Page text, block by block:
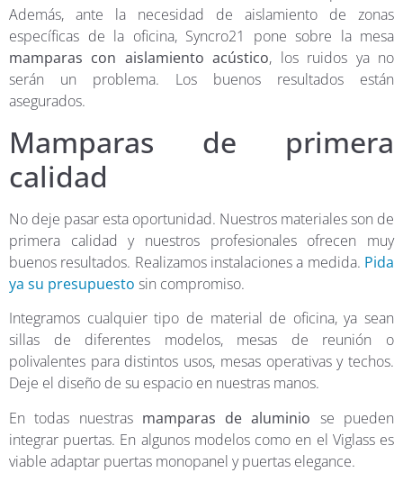
Además, ante la necesidad de aislamiento de zonas
específicas de la oficina, Syncro21 pone sobre la mesa
mamparas con aislamiento acústico, los ruidos ya no
serán un problema. Los buenos resultados están
asegurados.
Mamparas de primera
calidad
No deje pasar esta oportunidad. Nuestros materiales son de
primera calidad y nuestros profesionales ofrecen muy
buenos resultados. Realizamos instalaciones a medida. Pida
ya su presupuesto sin compromiso.
Integramos cualquier tipo de material de oficina, ya sean
sillas de diferentes modelos, mesas de reunión o
polivalentes para distintos usos, mesas operativas y techos.
Deje el diseño de su espacio en nuestras manos.
En todas nuestras mamparas de aluminio se pueden
integrar puertas. En algunos modelos como en el Viglass es
viable adaptar puertas monopanel y puertas elegance.